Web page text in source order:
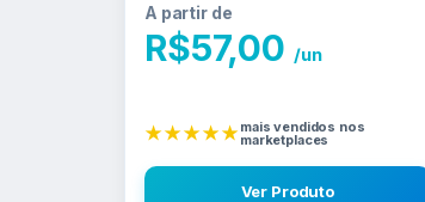
A partir de
R$57,00 /un
★★★★★mais vendidos nos
marketplaces
Ver Produto